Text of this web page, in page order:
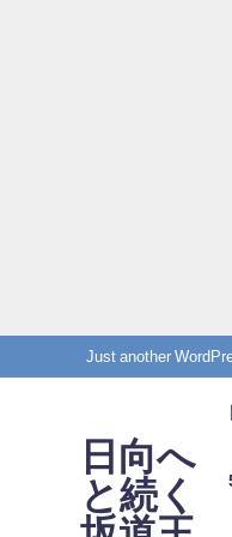
Just another
日向へ
と続く